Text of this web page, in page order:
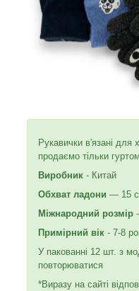
Рукавички в'язані для
продаємо тільки
Виробник - Китай
Обхват ладони — 15
Міжнародний розмір
Примірний вік - 7-8
У пакованні 12 шт. з
повторюватися
*Виразу на сайті